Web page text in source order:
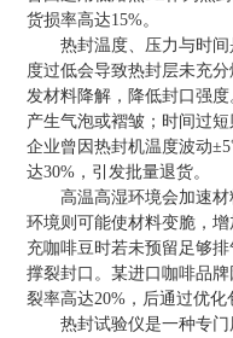
货损率高达15%。
热封温度、压力与时间
度过低会导致热封层未充
发材料降解，降低封口强
产生气泡或褶皱；时间过
企业曾因热封机温度波动
达30%，引发批量退货。
高温高湿环境会加速材
环境则可能使材料变脆，
充咖啡豆时若未预留足够
撑裂封口。某进口咖啡品
裂率高达20%，后通过优化
热封试验仪是一种专门